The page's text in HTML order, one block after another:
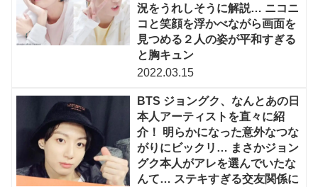
況をうれしそうに解説… ニコニ
コと笑顔を浮かべながら画面を
見つめる２人の姿が平和すぎる
と胸キュン
2022.03.15
BTS ジョングク、なんとあの日
本人アーティストを直々に紹
介！ 明らかになった意外なつな
がりにビックリ… まさかジョン
グク本人がアレを選んでいたな
んて… ステキすぎる交友関係に